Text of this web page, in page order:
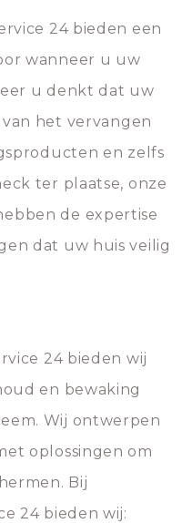
24 bieden een
wanneer u uw
u denkt dat uw
het vervangen
en zelfs
ter plaatse, onze
de expertise
dat uw huis veilig
24 bieden wij
en bewaking
Wij ontwerpen
oplossingen om
Bij
24 bieden wij: